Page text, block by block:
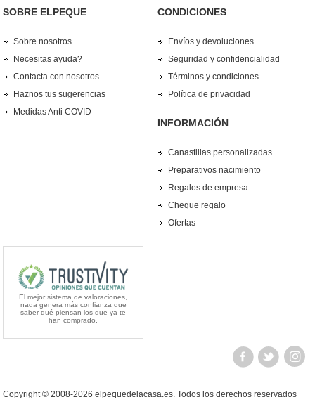
SOBRE ELPEQUE
Sobre nosotros
Necesitas ayuda?
Contacta con nosotros
Haznos tus sugerencias
Medidas Anti COVID
CONDICIONES
Envíos y devoluciones
Seguridad y confidencialidad
Términos y condiciones
Política de privacidad
INFORMACIÓN
Canastillas personalizadas
Preparativos nacimiento
Regalos de empresa
Cheque regalo
Ofertas
El mejor sistema de valoraciones,
nada genera más confianza que
saber qué piensan los que ya te
han comprado.
Copyright © 2008-2026 elpequedelacasa.es.Todos los derechos reservados